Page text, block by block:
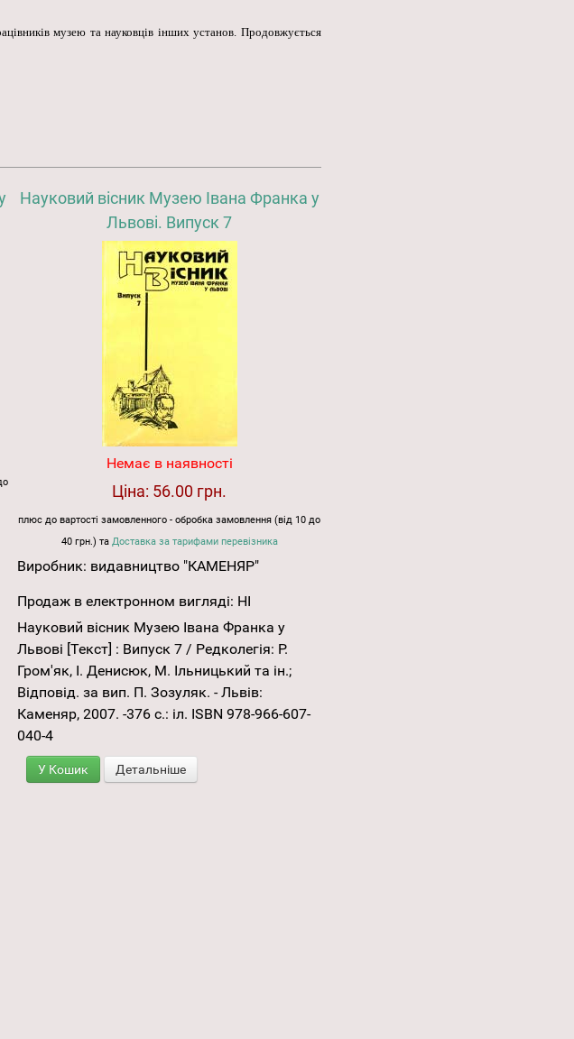
музею та науковців інших установ. Продовжується
Науковий вісник Музею Івана Франка у
Львові. Випуск 7
Немає в наявності
Ціна: 56.00 грн.
плюс до вартості замовленного - обробка замовлення (від 10 до
40 грн.) та Доставка за тарифами перевізника
Виробник: видавництво "КАМЕНЯР"
Продаж в електронном вигляді: НІ
Науковий вісник Музею Івана Франка у
Львові [Текст] : Випуск 7 / Редколегія: Р.
Гром'як, І. Денисюк, М. Ільницький та ін.;
Відповід. за вип. П. Зозуляк. - Львів:
Каменяр, 2007. -376 с.: іл. ISBN 978-966-607-
040-4
У Кошик Детальніше